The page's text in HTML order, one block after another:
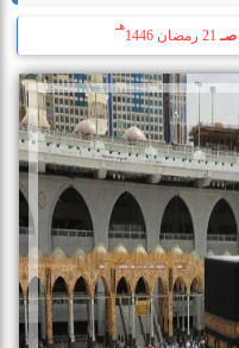
21 رمضان 1446
هـ